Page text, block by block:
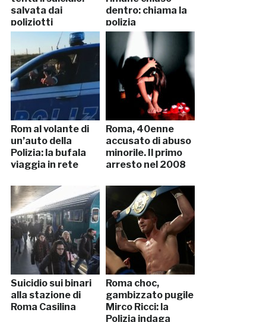
salvata dai
poliziotti
dentro: chiama la
polizia
Rom al volante di
un’auto della
Polizia: la bufala
viaggia in rete
Roma, 40enne
accusato di abuso
minorile. Il primo
arresto nel 2008
Suicidio sui binari
alla stazione di
Roma Casilina
Roma choc,
gambizzato pugile
Mirco Ricci: la
Polizia indaga